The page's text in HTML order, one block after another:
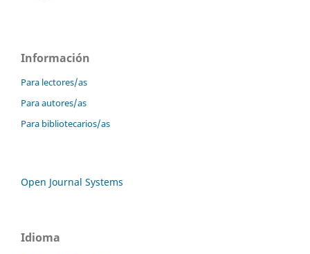
Información
Para lectores/as
Para autores/as
Para bibliotecarios/as
Open Journal Systems
Idioma